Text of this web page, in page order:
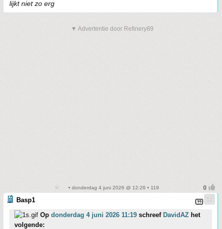
lijkt niet zo erg
▼ Advertentie door Refinery89
• donderdag 4 juni 2026 @ 12:26 • 119
Basp1
Op donderdag 4 juni 2026 11:19 schreef DavidAZ het
volgende: